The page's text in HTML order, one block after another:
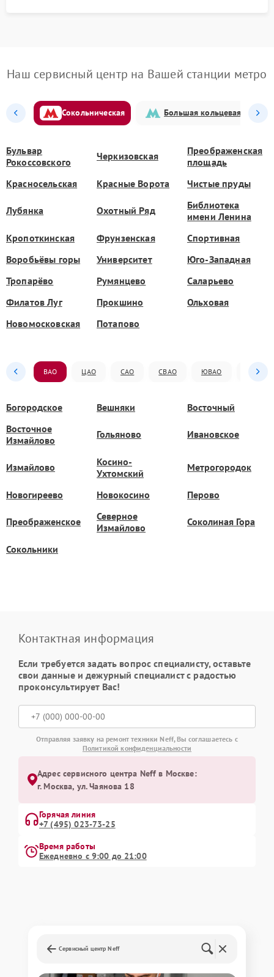
Наш сервисный центр на Вашей станции метро
Сокольническая Большая кольцевая
Бульвар
Рокоссовского
Черкизовская
Преображенская
площадь
Красносельская
Красные Ворота Чистые пруды
Лубянка Охотный Ряд
Библиотека
имени Ленина
Кропоткинская
Фрунзенская
Спортивная
Воробьёвы горы
Университет
Юго-Западная
Тропарёво
Румянцево
Саларьево
Филатов Луг
Прокшино
Ольховая
Новомосковская
Потапово
ВАО ЦАО САО СВАО ЮВАО ЮАО
Богородское Вешняки
Восточный
Восточное
Измайлово
Гольяново Ивановское
Измайлово
Косино-
Ухтомский
Метрогородок
Новогиреево Новокосино Перово
Преображенское
Северное
Измайлово
Соколиная Гора
Сокольники
Контактная информация
Если требуется задать вопрос специалисту, оставьте
свои данные и дежурный специалист с радостью
проконсультирует Вас!
Отправляя заявку на ремонт техники Neff, Вы соглашаетесь с
Политикой конфиденциальности
Адрес сервисного центра Neff в Москве:
г. Москва, ул. Чаянова 18
Горячая линия
+7 (495) 023-73-25
Время работы
Ежедневно с 9:00 до 21:00
Сервисный центр Neff